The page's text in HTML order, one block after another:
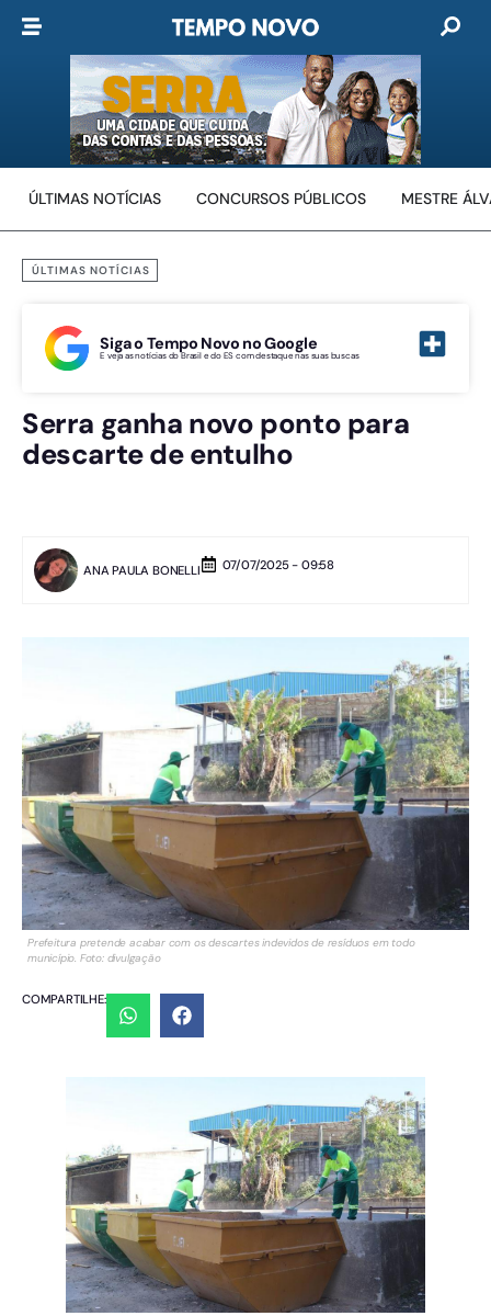
ÚLTIMAS NOTÍCIAS CONCURSOS PÚBLICOS MESTRE
ÚLTIMAS NOTÍCIAS
Siga o Tempo Novo no Google
E veja as notícias do Brasil e do ES com destaque nas suas buscas
Serra ganha novo ponto para
descarte de entulho
ANA PAULA BONELLI 07/07/2025 - 09:58
Prefeitura pretende acabar com os descartes indevidos de resíduos em todo
município. Foto: divulgação
COMPARTILHE: